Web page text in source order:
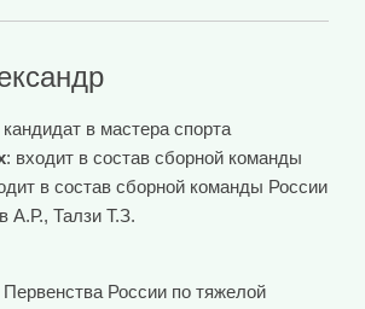
кандидат в мастера спорта
: входит в состав сборной команды
в состав сборной команды России
А.Р., Талзи Т.З.
России по тяжелой